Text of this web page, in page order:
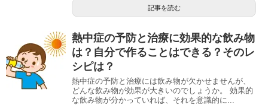
記事を読む
熱中症の予防と治療に効果的な飲み物
は？自分で作ることはできる？そのレ
シピは？
熱中症の予防と治療には飲み物が欠かせませんが、
どんな飲み物が効果が大きいのでしょうか。 効果的
な飲み物が分かっていれば、それを意識的に...